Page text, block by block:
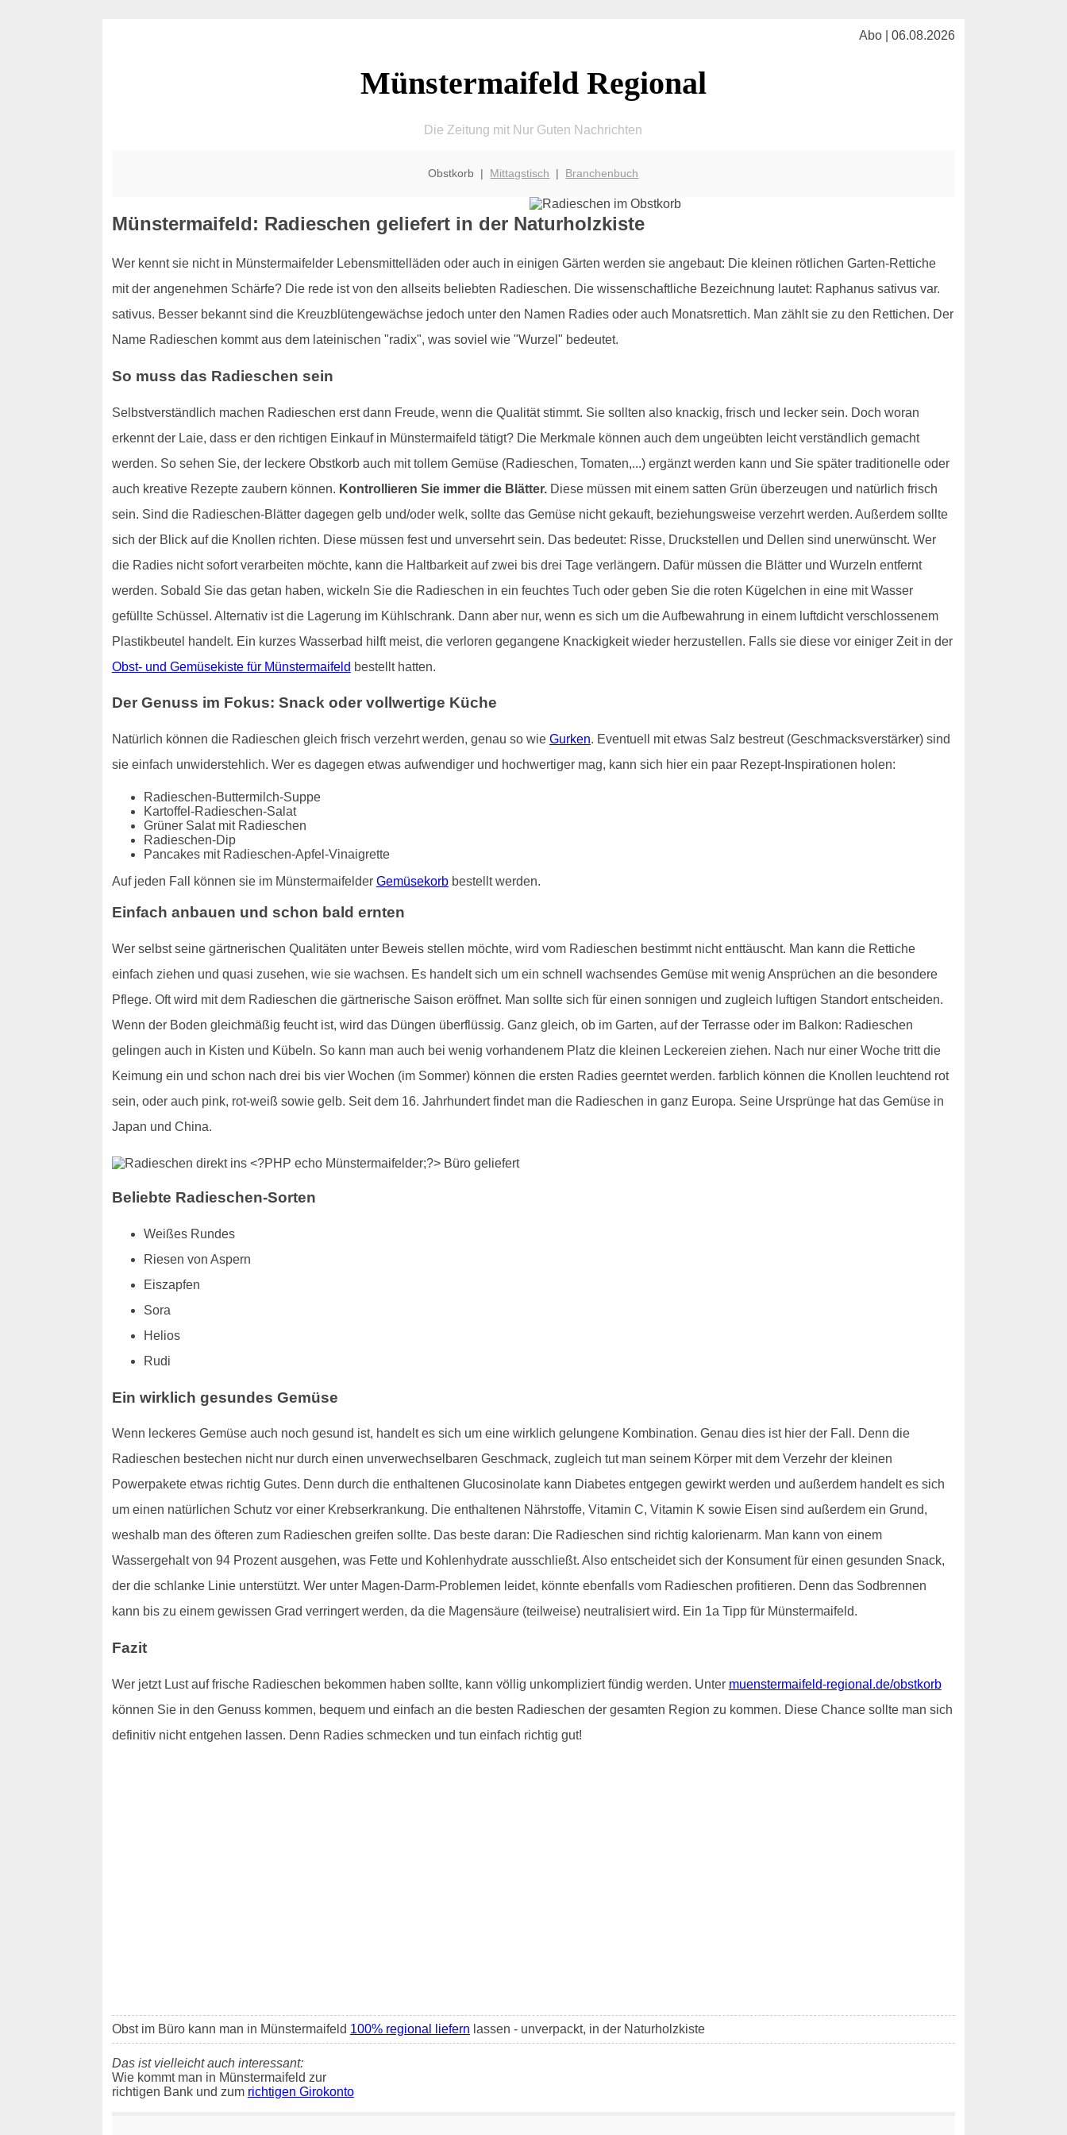
Abo | 06.08.2026
Münstermaifeld Regional
Die Zeitung mit Nur Guten Nachrichten
Obstkorb | Mittagstisch | Branchenbuch
Münstermaifeld: Radieschen geliefert in der Naturholzkiste
Wer kennt sie nicht in Münstermaifelder Lebensmittelläden oder auch in einigen Gärten werden sie angebaut: Die kleinen rötlichen Garten-Rettiche
mit der angenehmen Schärfe? Die rede ist von den allseits beliebten Radieschen. Die wissenschaftliche Bezeichnung lautet: Raphanus sativus var.
sativus. Besser bekannt sind die Kreuzblütengewächse jedoch unter den Namen Radies oder auch Monatsrettich. Man zählt sie zu den Rettichen. Der
Name Radieschen kommt aus dem lateinischen "radix", was soviel wie "Wurzel" bedeutet.
So muss das Radieschen sein
Selbstverständlich machen Radieschen erst dann Freude, wenn die Qualität stimmt. Sie sollten also knackig, frisch und lecker sein. Doch woran
erkennt der Laie, dass er den richtigen Einkauf in Münstermaifeld tätigt? Die Merkmale können auch dem ungeübten leicht verständlich gemacht
werden. So sehen Sie, der leckere Obstkorb auch mit tollem Gemüse (Radieschen, Tomaten,...) ergänzt werden kann und Sie später traditionelle oder
auch kreative Rezepte zaubern können. Kontrollieren Sie immer die Blätter.Diese müssen mit einem satten Grün überzeugen und natürlich frisch
sein. Sind die Radieschen-Blätter dagegen gelb und/oder welk, sollte das Gemüse nicht gekauft, beziehungsweise verzehrt werden. Außerdem sollte
sich der Blick auf die Knollen richten. Diese müssen fest und unversehrt sein. Das bedeutet: Risse, Druckstellen und Dellen sind unerwünscht. Wer
die Radies nicht sofort verarbeiten möchte, kann die Haltbarkeit auf zwei bis drei Tage verlängern. Dafür müssen die Blätter und Wurzeln entfernt
werden. Sobald Sie das getan haben, wickeln Sie die Radieschen in ein feuchtes Tuch oder geben Sie die roten Kügelchen in eine mit Wasser
gefüllte Schüssel. Alternativ ist die Lagerung im Kühlschrank. Dann aber nur, wenn es sich um die Aufbewahrung in einem luftdicht verschlossenem
Plastikbeutel handelt. Ein kurzes Wasserbad hilft meist, die verloren gegangene Knackigkeit wieder herzustellen. Falls sie diese vor einiger Zeit in der
Obst- und Gemüsekiste für Münstermaifeld bestellt hatten.
Der Genuss im Fokus: Snack oder vollwertige Küche
Natürlich können die Radieschen gleich frisch verzehrt werden, genau so wie Gurken. Eventuell mit etwas Salz bestreut (Geschmacksverstärker) sind
sie einfach unwiderstehlich. Wer es dagegen etwas aufwendiger und hochwertiger mag, kann sich hier ein paar Rezept-Inspirationen holen:
Radieschen-Buttermilch-Suppe
Kartoffel-Radieschen-Salat
Grüner Salat mit Radieschen
Radieschen-Dip
Pancakes mit Radieschen-Apfel-Vinaigrette
Auf jeden Fall können sie im Münstermaifelder Gemüsekorbbestellt werden.
Einfach anbauen und schon bald ernten
Wer selbst seine gärtnerischen Qualitäten unter Beweis stellen möchte, wird vom Radieschen bestimmt nicht enttäuscht. Man kann die Rettiche
einfach ziehen und quasi zusehen, wie sie wachsen. Es handelt sich um ein schnell wachsendes Gemüse mit wenig Ansprüchen an die besondere
Pflege. Oft wird mit dem Radieschen die gärtnerische Saison eröffnet. Man sollte sich für einen sonnigen und zugleich luftigen Standort entscheiden.
Wenn der Boden gleichmäßig feucht ist, wird das Düngen überflüssig. Ganz gleich, ob im Garten, auf der Terrasse oder im Balkon: Radieschen
gelingen auch in Kisten und Kübeln. So kann man auch bei wenig vorhandenem Platz die kleinen Leckereien ziehen. Nach nur einer Woche tritt die
Keimung ein und schon nach drei bis vier Wochen (im Sommer) können die ersten Radies geerntet werden. farblich können die Knollen leuchtend rot
sein, oder auch pink, rot-weiß sowie gelb. Seit dem 16. Jahrhundert findet man die Radieschen in ganz Europa. Seine Ursprünge hat das Gemüse in
Japan und China.
Beliebte Radieschen-Sorten
Weißes Rundes
Riesen von Aspern
Eiszapfen
Sora
Helios
Rudi
Ein wirklich gesundes Gemüse
Wenn leckeres Gemüse auch noch gesund ist, handelt es sich um eine wirklich gelungene Kombination. Genau dies ist hier der Fall. Denn die
Radieschen bestechen nicht nur durch einen unverwechselbaren Geschmack, zugleich tut man seinem Körper mit dem Verzehr der kleinen
Powerpakete etwas richtig Gutes. Denn durch die enthaltenen Glucosinolate kann Diabetes entgegen gewirkt werden und außerdem handelt es sich
um einen natürlichen Schutz vor einer Krebserkrankung. Die enthaltenen Nährstoffe, Vitamin C, Vitamin K sowie Eisen sind außerdem ein Grund,
weshalb man des öfteren zum Radieschen greifen sollte. Das beste daran: Die Radieschen sind richtig kalorienarm. Man kann von einem
Wassergehalt von 94 Prozent ausgehen, was Fette und Kohlenhydrate ausschließt. Also entscheidet sich der Konsument für einen gesunden Snack,
der die schlanke Linie unterstützt. Wer unter Magen-Darm-Problemen leidet, könnte ebenfalls vom Radieschen profitieren. Denn das Sodbrennen
kann bis zu einem gewissen Grad verringert werden, da die Magensäure (teilweise) neutralisiert wird. Ein 1a Tipp für Münstermaifeld.
Fazit
Wer jetzt Lust auf frische Radieschen bekommen haben sollte, kann völlig unkompliziert fündig werden. Unter muenstermaifeld-regional.de/obstkorb
können Sie in den Genuss kommen, bequem und einfach an die besten Radieschen der gesamten Region zu kommen. Diese Chance sollte man sich
definitiv nicht entgehen lassen. Denn Radies schmecken und tun einfach richtig gut!
Obst im Büro kann man in Münstermaifeld 100% regional liefern lassen - unverpackt, in der Naturholzkiste
Das ist vielleicht auch interessant:
Wie kommt man in Münstermaifeld zur
richtigen Bank und zum richtigen Girokonto